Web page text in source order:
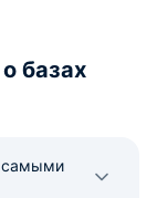
базах
самыми